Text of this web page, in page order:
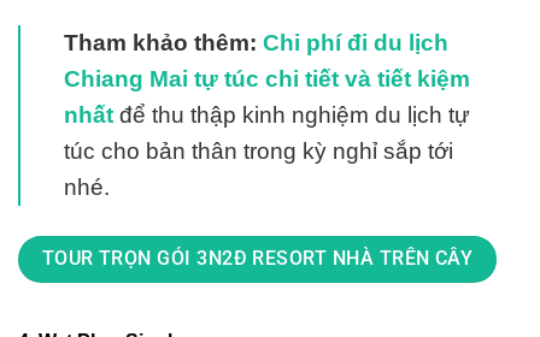
Tham khảo thêm: Chi phí đi du lịch
Chiang Mai tự túc chi tiết và tiết kiệm
nhất để thu thập kinh nghiệm du lịch tự
túc cho bản thân trong kỳ nghỉ sắp tới
nhé.
TOUR TRỌN GÓI 3N2Đ RESORT NHÀ TRÊN CÂY